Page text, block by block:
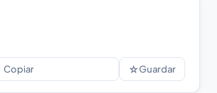
Copiar ☆Guardar